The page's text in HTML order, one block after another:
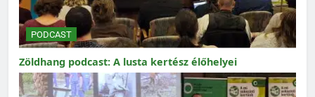
PODCAST
Zöldhang podcast: A lusta kertész élőhelyei